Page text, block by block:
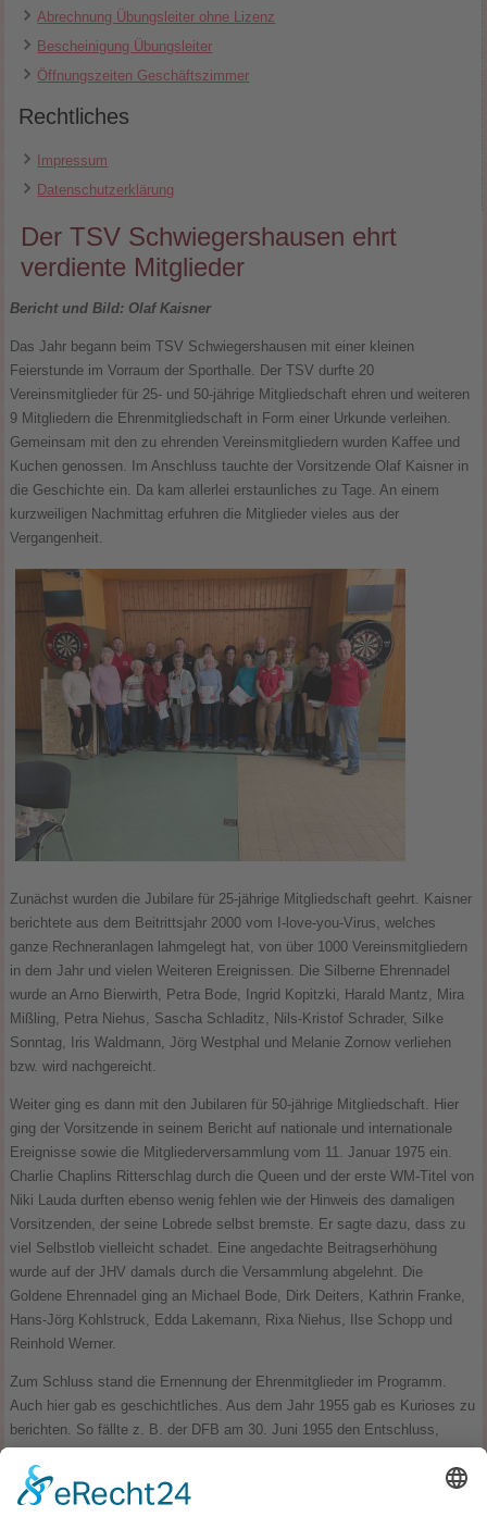
Abrechnung Übungsleiter ohne Lizenz
Bescheinigung Übungsleiter
Öffnungszeiten Geschäftszimmer
Rechtliches
Impressum
Datenschutzerklärung
Der TSV Schwiegershausen ehrt
verdiente Mitglieder
Bericht und Bild: Olaf Kaisner
Das Jahr begann beim TSV Schwiegershausen mit einer kleinen
Feierstunde im Vorraum der Sporthalle. Der TSV durfte 20
Vereinsmitglieder für 25- und 50-jährige Mitgliedschaft ehren und weiteren
9 Mitgliedern die Ehrenmitgliedschaft in Form einer Urkunde verleihen.
Gemeinsam mit den zu ehrenden Vereinsmitgliedern wurden Kaffee und
Kuchen genossen. Im Anschluss tauchte der Vorsitzende Olaf Kaisner in
die Geschichte ein. Da kam allerlei erstaunliches zu Tage. An einem
kurzweiligen Nachmittag erfuhren die Mitglieder vieles aus der
Vergangenheit.
Zunächst wurden die Jubilare für 25-jährige Mitgliedschaft geehrt. Kaisner
berichtete aus dem Beitrittsjahr 2000 vom I-love-you-Virus, welches
ganze Rechneranlagen lahmgelegt hat, von über 1000 Vereinsmitgliedern
in dem Jahr und vielen Weiteren Ereignissen. Die Silberne Ehrennadel
wurde an Arno Bierwirth, Petra Bode, Ingrid Kopitzki, Harald Mantz, Mira
Mißling, Petra Niehus, Sascha Schladitz, Nils-Kristof Schrader, Silke
Sonntag, Iris Waldmann, Jörg Westphal und Melanie Zornow verliehen
bzw. wird nachgereicht.
Weiter ging es dann mit den Jubilaren für 50-jährige Mitgliedschaft. Hier
ging der Vorsitzende in seinem Bericht auf nationale und internationale
Ereignisse sowie die Mitgliederversammlung vom 11. Januar 1975 ein.
Charlie Chaplins Ritterschlag durch die Queen und der erste WM-Titel von
Niki Lauda durften ebenso wenig fehlen wie der Hinweis des damaligen
Vorsitzenden, der seine Lobrede selbst bremste. Er sagte dazu, dass zu
viel Selbstlob vielleicht schadet. Eine angedachte Beitragserhöhung
wurde auf der JHV damals durch die Versammlung abgelehnt. Die
Goldene Ehrennadel ging an Michael Bode, Dirk Deiters, Kathrin Franke,
Hans-Jörg Kohlstruck, Edda Lakemann, Rixa Niehus, Ilse Schopp und
Reinhold Werner.
Zum Schluss stand die Ernennung der Ehrenmitglieder im Programm.
Auch hier gab es geschichtliches. Aus dem Jahr 1955 gab es Kurioses zu
berichten. So fällte z. B. der DFB am 30. Juni 1955 den Entschluss,
untersagen, Frauen ihre Sportplätze zur Verfügung zu stellen. Als
Begründung für diese Entscheidung dient der Vorwand, diese